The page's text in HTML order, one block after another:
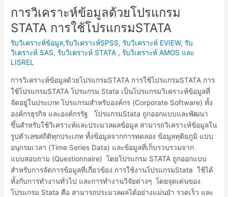
การวิเคราะห์ข้อมูลด้วยโปรแกรม
STATA การใช้โปรแกรมSTATA
รับวิเคราะห์ข้อมูล,รับวิเคราะห์SPSS, รับวิเคราะห์ EVIEW, รับ
วิเคราะห์ SAS, รับวิเคราะห์ STATA , รับวิเคราะห์ AMOS และ
LISREL
การวิเคราะห์ข้อมูลด้วยโปรแกรมSTATA การใช้โปรแกรมSTATA การ
ใช้โปรแกรมSTATA โปรแกรม Stata เป็นโปรแกรมวิเคราะห์ข้อมูลที่
จัดอยู่ในประเภท โปรแกรมสำหรับองค์กร (Corporate Software) ทั้ง
องค์กรธุรกิจ และองค์กรรัฐ โปรแกรมStata ถูกออกแบบและพัฒนา
ขึ้นสำหรับใช้วิเคราะห์และประมวลผลข้อมูล สามารถวิเคราะห์ข้อมูลใน
รูปตัวเลขสถิติทุกประเภท ทั้งข้อมูลจากการทดลอง ข้อมูลทุติยภูมิ แบบ
อนุกรมเวลา (Time Series Data) และข้อมูลที่เก็บรวบรวมจาก
แบบสอบถาม (Questionnaire) โดยโปรแกรม STATA ถูกออกแบบ
สำหรับการจัดการข้อมูลที่เกี่ยวข้อง การใช้งานโปรแกรมStata ใช้ได้
ทั้งกับการทำงานทั่วไป และการทำงานวิจัยต่างๆ โดยจุดเด่นของ
โปรแกรม Stata คือ สามารถประมวลผลได้อย่างแม่นยำ รวดเร็ว และ
การ
วิเคราะห์
ข้อมูล
ด้วย
โปรแกรม
STATA
การ
ใช้
โปรแกรมSTATA